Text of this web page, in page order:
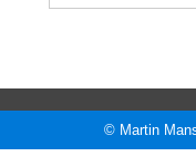
© Martin